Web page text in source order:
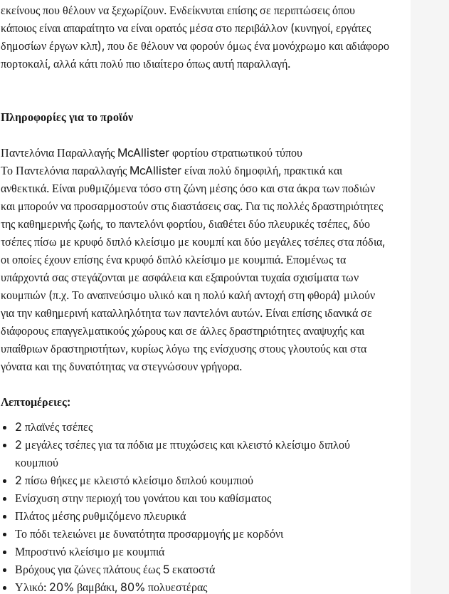
εκείνους που θέλουν να ξεχωρίζουν. Ενδείκνυται επίσης σε περιπτώσεις όπου
κάποιος είναι απαραίτητο να είναι ορατός μέσα στο περιβάλλον (κυνηγοί, εργάτες
δημοσίων έργων κλπ), που δε θέλουν να φορούν όμως ένα μονόχρωμο και αδιάφορο
πορτοκαλί, αλλά κάτι πολύ πιο ιδιαίτερο όπως αυτή παραλλαγή.
Πληροφορίες για το προϊόν
Παντελόνια Παραλλαγής McAllister φορτίου στρατιωτικού τύπου
Το Παντελόνια παραλλαγής McAllister είναι πολύ δημοφιλή, πρακτικά και
ανθεκτικά. Είναι ρυθμιζόμενα τόσο στη ζώνη μέσης όσο και στα άκρα των ποδιών
και μπορούν να προσαρμοστούν στις διαστάσεις σας. Για τις πολλές δραστηριότητες
της καθημερινής ζωής, το παντελόνι φορτίου, διαθέτει δύο πλευρικές τσέπες, δύο
τσέπες πίσω με κρυφό διπλό κλείσιμο με κουμπί και δύο μεγάλες τσέπες στα πόδια,
οι οποίες έχουν επίσης ένα κρυφό διπλό κλείσιμο με κουμπιά. Επομένως τα
υπάρχοντά σας στεγάζονται με ασφάλεια και εξαιρούνται τυχαία σχισίματα των
κουμπιών (π.χ. Το αναπνεύσιμο υλικό και η πολύ καλή αντοχή στη φθορά) μιλούν
για την καθημερινή καταλληλότητα των παντελόνι αυτών. Είναι επίσης ιδανικά σε
διάφορους επαγγελματικούς χώρους και σε άλλες δραστηριότητες αναψυχής και
υπαίθριων δραστηριοτήτων, κυρίως λόγω της ενίσχυσης στους γλουτούς και στα
γόνατα και της δυνατότητας να στεγνώσουν γρήγορα.
Λεπτομέρειες:
2 πλαϊνές τσέπες
2 μεγάλες τσέπες για τα πόδια με πτυχώσεις και κλειστό κλείσιμο διπλού
κουμπιού
2 πίσω θήκες με κλειστό κλείσιμο διπλού κουμπιού
Ενίσχυση στην περιοχή του γονάτου και του καθίσματος
Πλάτος μέσης ρυθμιζόμενο πλευρικά
Το πόδι τελειώνει με δυνατότητα προσαρμογής με κορδόνι
Μπροστινό κλείσιμο με κουμπιά
Βρόχους για ζώνες πλάτους έως 5 εκατοστά
Υλικό: 20% βαμβάκι, 80% πολυεστέρας